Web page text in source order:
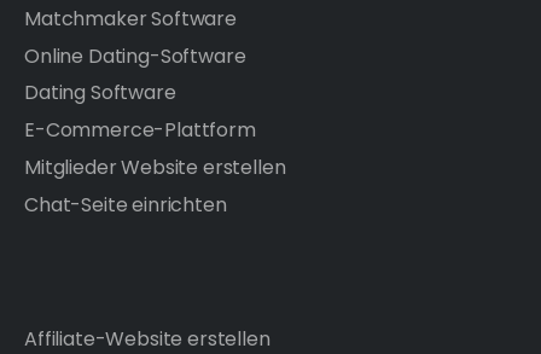
Matchmaker Software
Online Dating-Software
Dating Software
E-Commerce-Plattform
Mitglieder Website erstellen
Chat-Seite einrichten
Affiliate-Website erstellen